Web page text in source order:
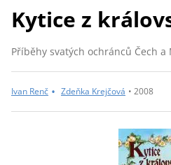
Kytice z
Příběhy svatých ochránců Čech
Ivan Renč • Zdeňka Krejčová • 2008